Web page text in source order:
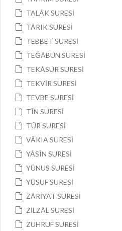
TALÂK SURESİ
TÂRIK SURESİ
TEBBET SURESİ
TEĞÂBÜN SURESİ
TEKÂSÜR SURESİ
TEKVİR SURESİ
TEVBE SURESİ
TÎN SURESİ
TÛR SURESİ
VÂKIA SURESİ
YÂSÎN SURESİ
YÛNUS SURESİ
YÛSUF SURESİ
ZÂRİYÂT SURESİ
ZİLZÂL SURESİ
ZUHRUF SURESİ